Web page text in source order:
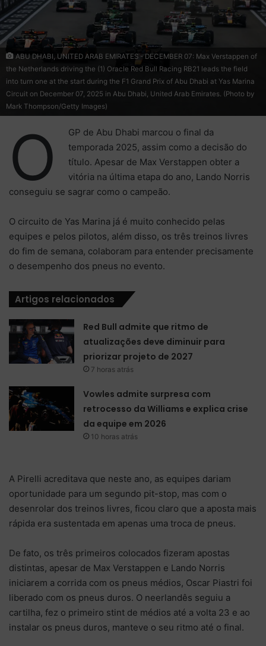
ABU DHABI, UNITED ARAB EMIRATES - DECEMBER 07: Max Verstappen of
the Netherlands driving the (1) Oracle Red Bull Racing RB21 leads the field
into turn one at the start during the F1 Grand Prix of Abu Dhabi at Yas Marina
Circuit on December 07, 2025 in Abu Dhabi, United Arab Emirates. (Photo by
Mark Thompson/Getty Images)
O
GP de Abu Dhabi marcou o final da
temporada 2025, assim como a decisão do
título. Apesar de Max Verstappen obter a
vitória na última etapa do ano, Lando Norris
conseguiu se sagrar como o campeão.
O circuito de Yas Marina já é muito conhecido pelas
equipes e pelos pilotos, além disso, os três treinos livres
do fim de semana, colaboram para entender precisamente
o desempenho dos pneus no evento.
Artigos relacionados
Red Bull admite que ritmo de
atualizações deve diminuir para
priorizar projeto de 2027
7 horas atrás
Vowles admite surpresa com
retrocesso da Williams e explica crise
da equipe em 2026
10 horas atrás
A Pirelli acreditava que neste ano, as equipes dariam
oportunidade para um segundo pit-stop, mas com o
desenrolar dos treinos livres, ficou claro que a aposta mais
rápida era sustentada em apenas uma troca de pneus.
De fato, os três primeiros colocados fizeram apostas
distintas, apesar de Max Verstappen e Lando Norris
iniciarem a corrida com os pneus médios, Oscar Piastri foi
liberado com os pneus duros. O neerlandês seguiu a
cartilha, fez o primeiro stint de médios até a volta 23 e ao
instalar os pneus duros, manteve o seu ritmo até o final.